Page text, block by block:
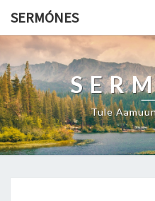
SERMÓNES
Tule